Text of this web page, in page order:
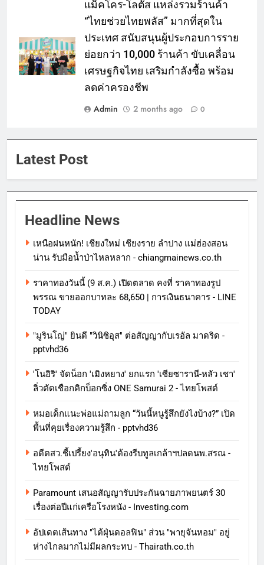
แม็คโคร-โลตัส แหล่งรวมร้านค้า
“ไทยช่วยไทยพลัส” มากที่สุดใน
ประเทศ สนับสนุนผู้ประกอบการราย
ย่อยกว่า 10,000 ร้านค้า ขับเคลื่อน
เศรษฐกิจไทย เสริมกำลังซื้อ พร้อม
ลดค่าครองชีพ
Admin
2 months ago 0
Latest Post
Headline News
เหนือฝนหนัก! เชียงใหม่ เชียงราย ลำปาง แม่ฮ่องสอน
น่าน รับมือน้ำป่าไหลหลาก - chiangmainews.co.th
ราคาทองวันนี้ (9 ส.ค.) เปิดตลาด คงที่ ราคาทองรูป
พรรณ ขายออกบาทละ 68,650 | การเงินธนาคาร - LINE
TODAY
"มูรินโญ่" ยินดี "วินิซิอุส" ต่อสัญญากับเรอัล มาดริด -
pptvhd36
'โนอิริ' จัดน็อก 'เมิงหยาง' ยกแรก 'เซียซารานี-หลัว เชา'
ลิ่วตัดเชือกคิกบ็อกซิ่ง ONE Samurai 2 - ไทยโพสต์
หมอเด็กแนะพ่อแม่ถามลูก “วันนี้หนูรู้สึกยังไงบ้าง?” เปิด
พื้นที่คุยเรื่องความรู้สึก - pptvhd36
อดีตสว.ชี้เปรี้ยง'อนุทิน'ต้องรีบทูลเกล้าฯปลดนพ.สรณ -
ไทยโพสต์
Paramount เสนอสัญญารับประกันฉายภาพยนตร์ 30
เรื่องต่อปีแก่เครือโรงหนัง - Investing.com
อัปเดตเส้นทาง "ไต้ฝุ่นดอลฟิน" ส่วน "พายุจันหอม" อยู่
ห่างไกลมากไม่มีผลกระทบ - Thairath.co.th